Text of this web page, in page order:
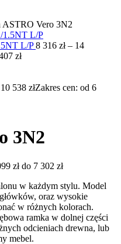
ASTRO Vero 3N2
L/P8 316 zł – 14
zł
10 538 złZakres cen: od 6
3N2
zł do 7 302 zł
w każdym stylu. Model
oraz wysokie
w różnych kolorach.
ramka w dolnej części
odcieniach drewna, lub
mebel.